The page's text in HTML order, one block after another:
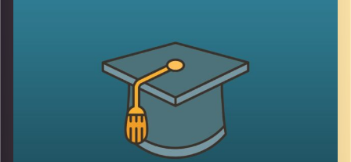
יש לשאוף, אותה יש לזהות ולתרגל באופן שונה
מאדם לאדם, המידה המבלבלת, שכדאי להכיר
לקראת השנה החדשה. המידה האמצעית
מלמדת אותנו, בין היתר, על מורכבות הנפש ועל
הביטוי השגור בתרבות היהודית "לפנים משורת